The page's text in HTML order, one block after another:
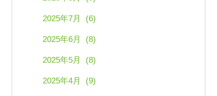
2025年7月 (6)
2025年6月 (8)
2025年5月 (8)
2025年4月 (9)